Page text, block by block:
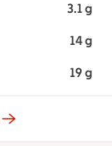
3.1 g
14 g
19 g